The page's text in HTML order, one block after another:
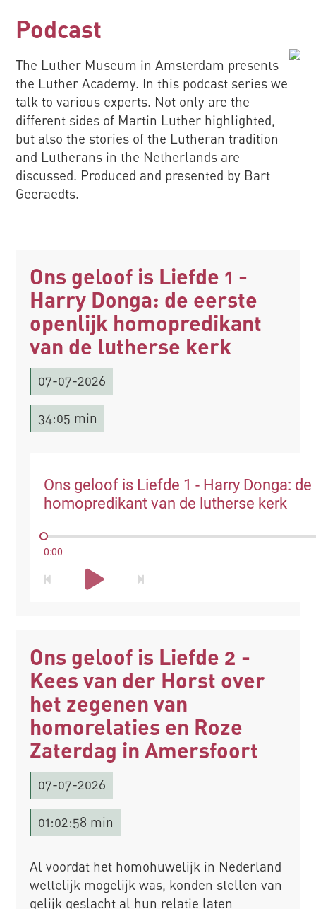
Podcast
The Luther Museum in Amsterdam presents
the Luther Academy. In this podcast series we
talk to various experts. Not only are the
different sides of Martin Luther highlighted,
but also the stories of the Lutheran tradition
and Lutherans in the Netherlands are
discussed. Produced and presented by Bart
Geeraedts.
Ons geloof is Liefde 1 -
Harry Donga: de eerste
openlijk homopredikant
van de lutherse kerk
07-07-2026
34:05 min
Ons geloof is Liefde 1 - Harry Donga:
homopredikant van de lutherse kerk
0:00
Ons geloof is Liefde 2 -
Kees van der Horst over
het zegenen van
homorelaties en Roze
Zaterdag in Amersfoort
07-07-2026
01:02:58 min
Al voordat het homohuwelijk in Nederland
wettelijk mogelijk was, konden stellen van
gelijk geslacht al hun relatie laten